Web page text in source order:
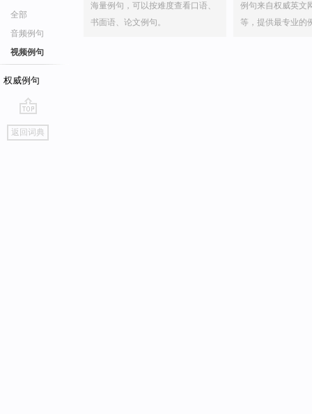
全部
音频例句
视频例句
权威例句
go
top
返回词典
海量例句，可以按难度查看口语、
书面语、论文例句。
例句来自权威英文
等，提供最专业的